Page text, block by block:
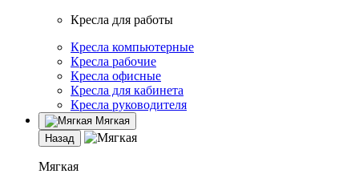
Кресла для работы
Кресла компьютерные
Кресла рабочие
Кресла офисные
Кресла для кабинета
Кресла руководителя
Мягкая
Назад
Мягкая